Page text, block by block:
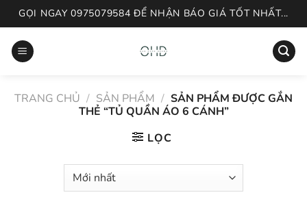
Skip
to
content
GỌI NGAY 0975079584 ĐỂ NHẬN BÁO GIÁ TỐT NHẤT...
TRANG CHỦ / SẢN PHẨM / SẢN PHẨM ĐƯỢC GẮN
THẺ “TỦ QUẦN ÁO 6 CÁNH”
LỌC